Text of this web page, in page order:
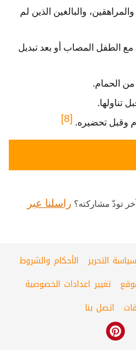
والبالغين الذين لم
مع الطفل المصاب أو بعد تبديل
[8]
تودّ مشاركته؟ راسلنا عبر
سياسة التحرير
الأحكام والشروط
تغيير اعدادات الخصوصية
اتصل بنا